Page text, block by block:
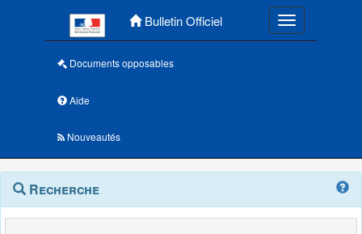
Bulletin Officiel Toggle
Documents opposables
Aide
Nouveautés
Navigation
outils
Menu
contextuel
Recherche